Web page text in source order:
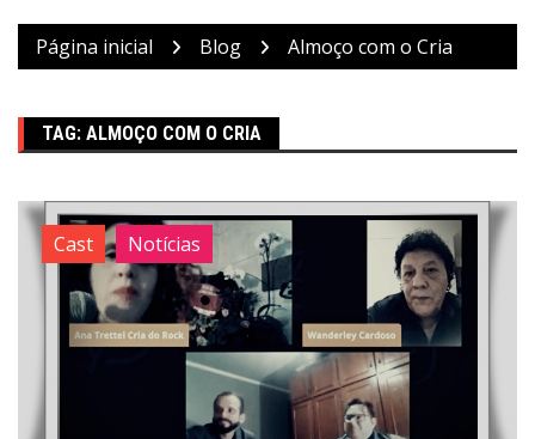
Página inicial Blog Almoço com o Cria
TAG: ALMOÇO COM O CRIA
Cast Notícias